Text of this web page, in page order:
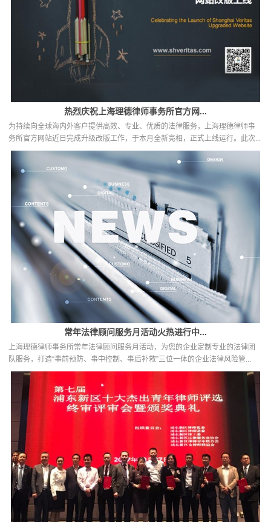
热烈庆祝上海理德律师事务所官方网...
为持续向全球海内外客户提供高效、专业、优质的法律服务，上海理德律师事
务所官方网站近日完成升级改版工作，于本月全新亮相，正式上线运行。此次...
常年法律顾问服务月活动火热进行中...
上海理德律师事务所常年法律顾问服务月活动，为您的企业定制专业的法律团
队服务，打造“事前预防、事中控制、事后补救”三位一体的企业法律风险管...